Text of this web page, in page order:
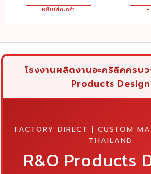
price
was:
price
is:
หยิบใส่ตะกร้า
ด้
ห
โรงงานผลิตงานอะคริลิคครบ
Products Design
FACTORY DIRECT | CUSTOM
THAILAND
R&O Products